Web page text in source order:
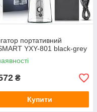
портативний
YXY-801 black-grey
₴
Купити